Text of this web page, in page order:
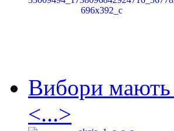
Вибори мають
<...>